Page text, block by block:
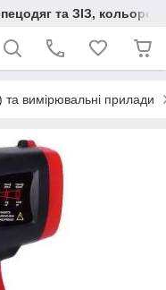
та ЗІЗ,
вимірювальні прилади